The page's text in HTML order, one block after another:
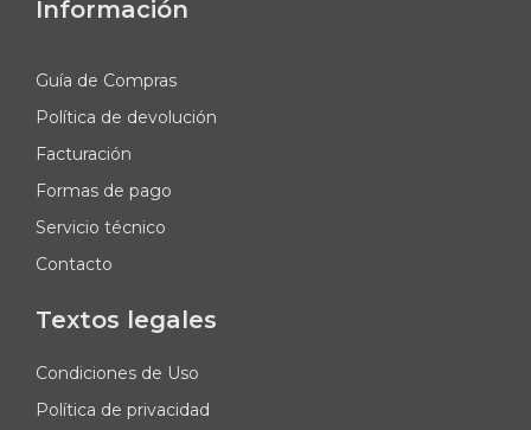
Información
Guía de Compras
Política de devolución
Facturación
Formas de pago
Servicio técnico
Contacto
Textos legales
Condiciones de Uso
Política de privacidad